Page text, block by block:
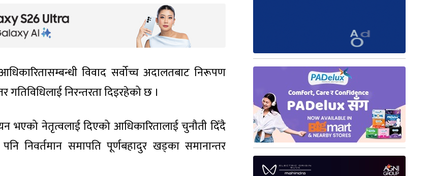
विवाद सर्वोच्च अदालतबाट निरूपण
निरन्तरता दिइरहेको छ ।
भएको नेतृत्वलाई दिएको आधिकारितालाई चुनौती दिँदै
निवर्तमान समापति पूर्णबहादुर खड्का समानान्तर